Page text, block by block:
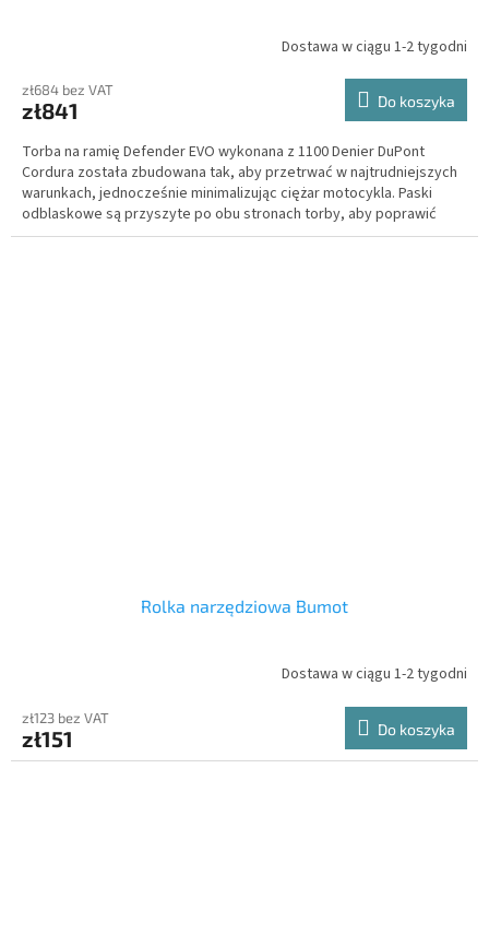
Dostawa w ciągu 1-2 tygodni
zł684 bez VAT
zł841 Do koszyka
Torba na ramię Defender EVO wykonana z 1100 Denier DuPont
Cordura została zbudowana tak, aby przetrwać w najtrudniejszych
warunkach, jednocześnie minimalizując ciężar motocykla. Paski
odblaskowe są przyszyte po obu stronach torby, aby poprawić
widoczność i bezpieczeństwo w warunkach słabego oświetlenia i
Rolka narzędziowa Bumot
Dostawa w ciągu 1-2 tygodni
zł123 bez VAT
zł151 Do koszyka